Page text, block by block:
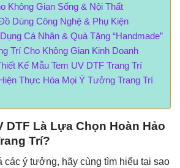
Không Gian Sống & Nội Thất
Dùng Công Nghệ & Phụ Kiện
Cá Nhân & Quà Tặng “Handmade”
Trí Cho Không Gian Kinh Doanh
Kế Mẫu Tem UV DTF Trang Trí
Thực Hóa Mọi Ý Tưởng Trang Trí
DTF Là Lựa Chọn Hoàn Hảo
Trí?
các ý tưởng, hãy cùng tìm hiểu tại sao